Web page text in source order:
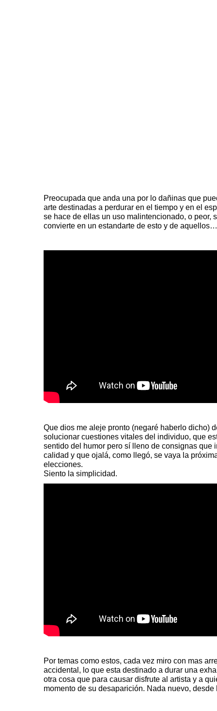
Preocupada que anda una por lo dañinas que
arte destinadas a perdurar en el tiempo y en el
se hace de ellas un uso malintencionado, o peor,
convierte en un estandarte de esto y de aquellos…
Que dios me aleje pronto (negaré haberlo dicho)
solucionar cuestiones vitales del individuo, que
sentido del humor pero sí lleno de consignas que
calidad y que ojalá, como llegó, se vaya la
elecciones.
Siento la simplicidad.
Por temas como estos, cada vez miro con mas
accidental, lo que esta destinado a durar una
otra cosa que para causar disfrute al artista y a
momento de su desaparición. Nada nuevo, desde